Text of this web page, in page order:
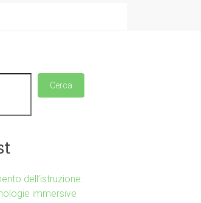
Cerca
dell’istruzione:
immersive